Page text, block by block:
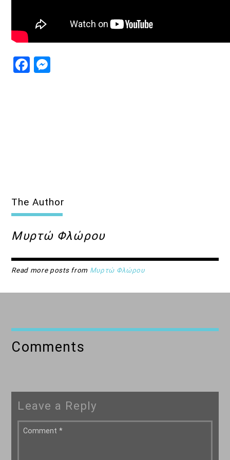
Facebook
The Author
Μυρτώ Φλώρου
Read more posts from Μυρτώ Φλώρου
Comments
Leave a Reply